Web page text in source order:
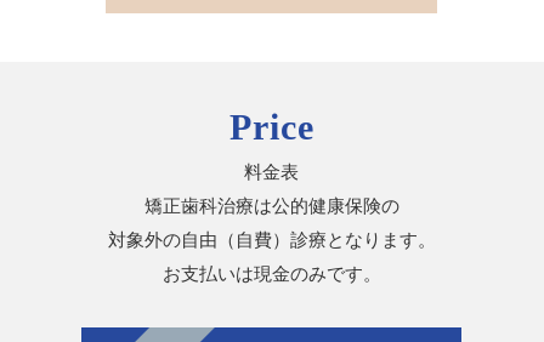
Price
料金表
矯正歯科治療は公的健康保険の
対象外の自由（自費）診療となります。
お支払いは現金のみです。